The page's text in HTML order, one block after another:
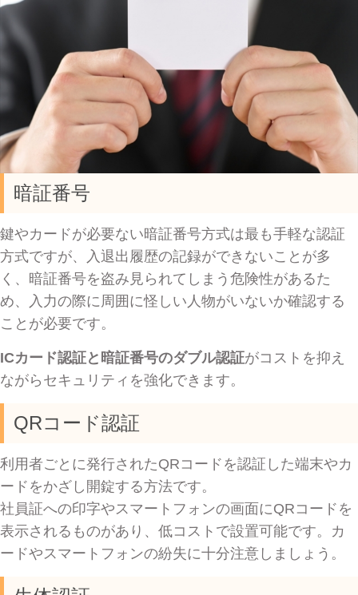
暗証番号
鍵やカードが必要ない暗証番号方式は最も手軽な認証
方式ですが、入退出履歴の記録ができないことが多
く、暗証番号を盗み見られてしまう危険性があるた
め、入力の際に周囲に怪しい人物がいないか確認する
ことが必要です。
ICカード認証と暗証番号のダブル認証がコストを抑え
ながらセキュリティを強化できます。
QRコード認証
利用者ごとに発行されたQRコードを認証した端末やカ
ードをかざし開錠する方法です。
社員証への印字やスマートフォンの画面にQRコードを
表示されるものがあり、低コストで設置可能です。カ
ードやスマートフォンの紛失に十分注意しましょう。